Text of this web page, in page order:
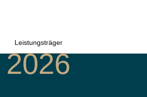
Leistungsträger
2026